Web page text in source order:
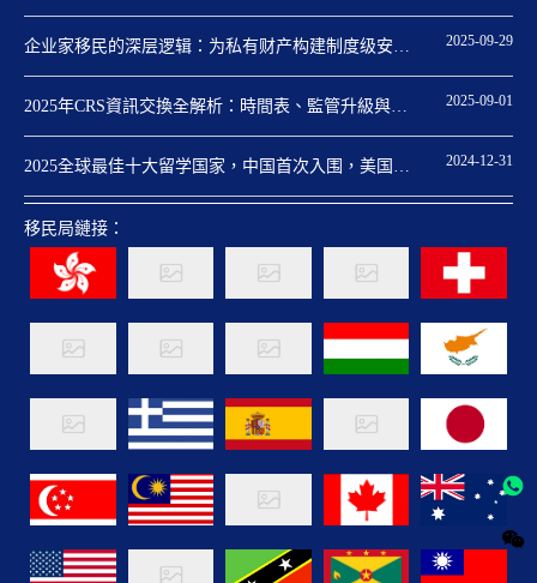
2025-09-29
企业家移民的深层逻辑：为私有财产构建制度级安全
2025-09-01
2025年CRS資訊交換全解析：時間表、監管升級與身
2024-12-31
2025全球最佳十大留学国家，中国首次入围，美国重
移民局鏈接：